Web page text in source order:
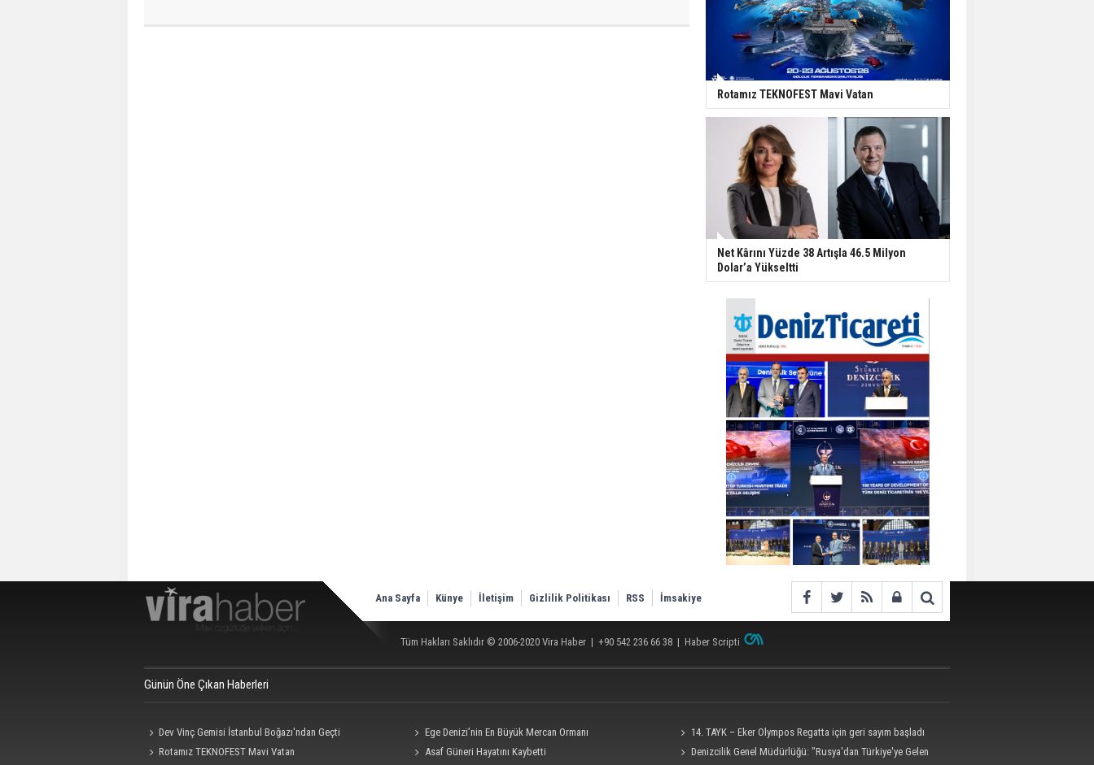
Rotamız TEKNOFEST Mavi Vatan
Net Kârını Yüzde 38 Artışla 46.5 Milyon
Dolar’a Yükseltti
Ana Sayfa Künye İletişim Gizlilik Politikası RSS İmsakiye
Tüm Hakları Saklıdır © 2006-2020 Vira Haber | +90 542 236 66 38 | Haber Scripti
Günün Öne Çıkan Haberleri
Dev Vinç Gemisi İstanbul Boğazı'ndan Geçti Ege Denizi’nin En Büyük Mercan Ormanı
14. TAYK – Eker Olympos Regatta için geri sayım başladı
Rotamız TEKNOFEST Mavi Vatan
Asaf Güneri Hayatını Kaybetti Denizcilik Genel Müdürlüğü: "Rusya'dan Türkiye'ye Gelen